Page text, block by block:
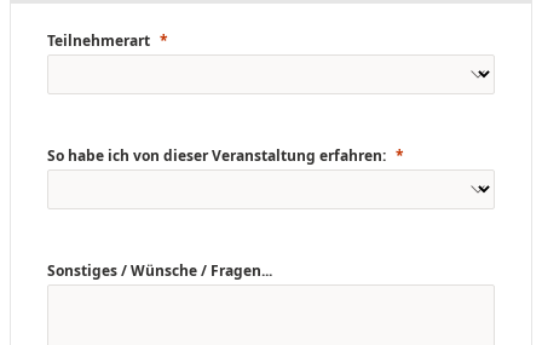
Teilnehmerart
So habe ich von dieser Veranstaltung erfahren:
Sonstiges / Wünsche / Fragen...